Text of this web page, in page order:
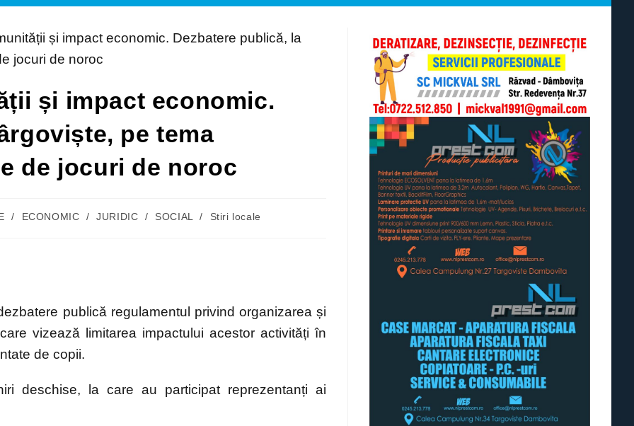
SEARCH
și impact economic.
pe tema
de jocuri de noroc
/ ECONOMIC / JURIDIC / SOCIAL / Stiri locale
publică regulamentul privind organizarea și
vizează limitarea impactului acestor activități în
de copii.
deschise, la care au participat reprezentanți ai